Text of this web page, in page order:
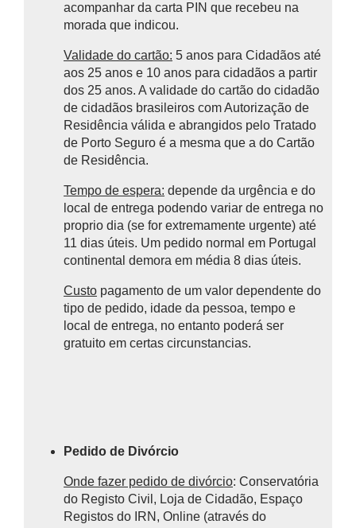
acompanhar da carta PIN que recebeu na
morada que indicou.
Validade do cartão: 5 anos para Cidadãos até
aos 25 anos e 10 anos para cidadãos a partir
dos 25 anos. A validade do cartão do cidadão
de cidadãos brasileiros com Autorização de
Residência válida e abrangidos pelo Tratado
de Porto Seguro é a mesma que a do Cartão
de Residência.
Tempo de espera: depende da urgência e do
local de entrega podendo variar de entrega no
proprio dia (se for extremamente urgente) até
11 dias úteis. Um pedido normal em Portugal
continental demora em média 8 dias úteis.
Custo pagamento de um valor dependente do
tipo de pedido, idade da pessoa, tempo e
local de entrega, no entanto poderá ser
gratuito em certas circunstancias.
Pedido de Divórcio
Onde fazer pedido de divórcio: Conservatória
do Registo Civil, Loja de Cidadão, Espaço
Registos do IRN, Online (através do